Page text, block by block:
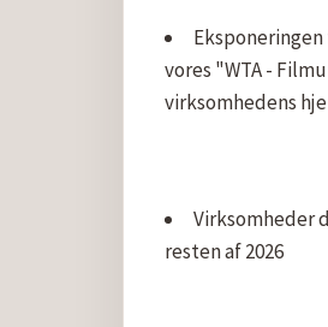
vores "WTA -
virksomhedens
Virksomheder
resten af 2026